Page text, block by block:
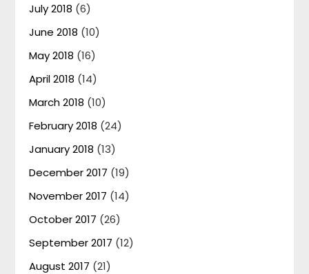
July 2018 (6)
June 2018 (10)
May 2018 (16)
April 2018 (14)
March 2018 (10)
February 2018 (24)
January 2018 (13)
December 2017 (19)
November 2017 (14)
October 2017 (26)
September 2017 (12)
August 2017 (21)